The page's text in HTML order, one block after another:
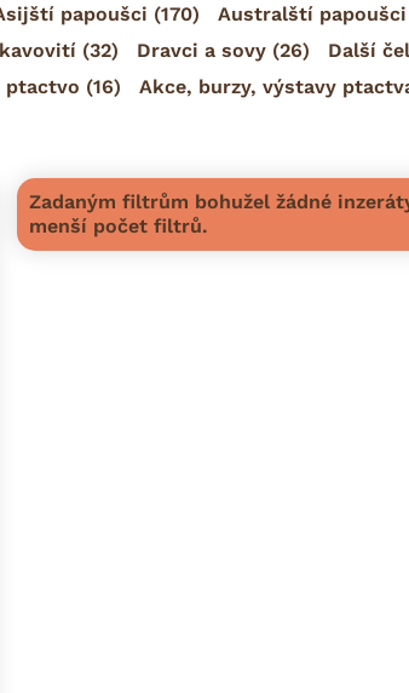
papoušci (170) Australští papoušci
(32) Dravci a sovy (26) Další
ptactvo (16) Akce, burzy, výstavy
Zadaným filtrům bohužel žádné
menší počet filtrů.